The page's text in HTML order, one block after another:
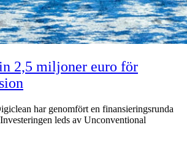
2,5 miljoner euro för
har genomfört en finansieringsrunda
leds av Unconventional